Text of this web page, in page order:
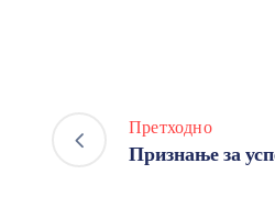
Претходно
Признање за